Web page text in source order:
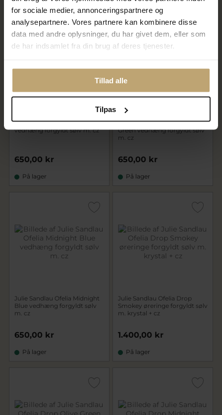
for sociale medier, annonceringspartnere og
analysepartnere. Vores partnere kan kombinere disse
data med andre oplysninger, du har givet dem, eller som
de har indsamlet fra din brug af deres tjenester.
Tillad alle
Tilpas
Julie Sandlau Ofelia Smokey
vedhæng forgyldt sølv m. cz
650,00 kr
På lager
Julie Sandlau Ofelia Olive
Green vedhæng forgyldt sølv
m. cz
650,00 kr
På lager
Julie Sandlau Ofelia Midnight
Blue vedhæng forgyldt sølv
m. cz
650,00 kr
På lager
Julie Sandlau Ofelia Drop
Smokey øreringe forgyldt sølv
m. krystal + cz
1.400,00 kr
På lager